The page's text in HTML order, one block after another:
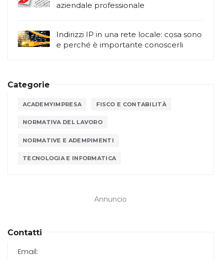
aziendale professionale
Indirizzi IP in una rete locale: cosa sono
e perché è importante conoscerli
Categorie
ACADEMYIMPRESA FISCO E CONTABILITÀ
NORMATIVA DEL LAVORO
NORMATIVE E ADEMPIMENTI
TECNOLOGIA E INFORMATICA
Annuncio
Contatti
Email: